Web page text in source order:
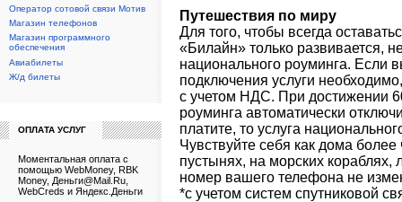
Путешествия по миру
Для того, чтобы всегда
«Билайн» только развивается,
национального роуминга. Если
подключения услуги
с учетом НДС. При достижении
роуминга автоматически
платите, то услуга
Чувствуйте себя как дома
пустынях, на морских
номер вашего телефона не
*с учетом систем спутниковой
Оператор сотовой связи Мотив
Магазин телефонов
Магазин программного
обеспечения
Авиабилеты
Ж/д билеты
ОПЛАТА УСЛУГ
Моментальная оплата с
помощью WebMoney, RBK
Money, Деньги@Mail.Ru,
WebCreds и Яндекс.Деньги